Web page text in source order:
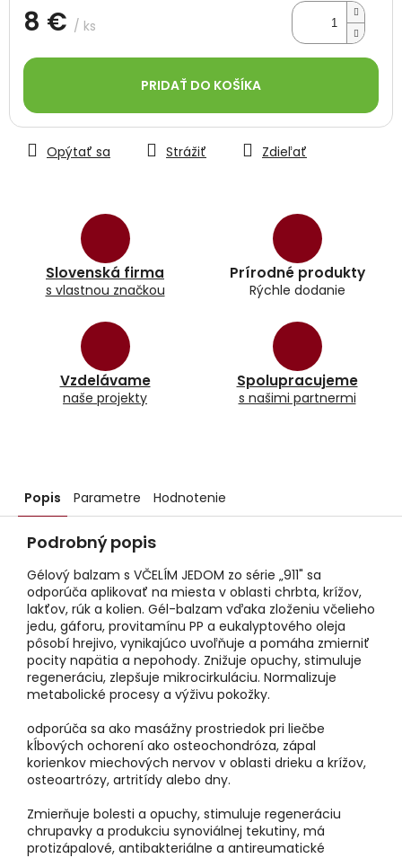
8 € / ks
cena:
PRIDAŤ DO KOŠÍKA
Slovenská firma
s vlastnou značkou
Prírodné produkty
Rýchle dodanie
Vzdelávame
naše projekty
Spolupracujeme
s našimi partnermi
Opýtať sa Strážiť Zdieľať
Popis Parametre Hodnotenie
Podrobný popis
Gélový balzam s VČELÍM JEDOM zo série „911" sa
odporúča aplikovať na miesta v oblasti chrbta, krížov,
lakťov, rúk a kolien. Gél-balzam vďaka zloženiu včelieho
jedu, gáforu, provitamínu PP a eukalyptového oleja
pôsobí hrejivo, vynikajúco uvoľňuje a pomáha zmierniť
pocity napätia a nepohody. Znižuje opuchy, stimuluje
regeneráciu, zlepšuje mikrocirkuláciu. Normalizuje
metabolické procesy a výživu pokožky.
odporúča sa ako masážny prostriedok pri liečbe
kĺbových ochorení ako osteochondróza, zápal
korienkov miechových nervov v oblasti drieku a krížov,
osteoartrózy, artritídy alebo dny.
Zmierňuje bolesti a opuchy, stimuluje regeneráciu
chrupavky a produkciu synoviálnej tekutiny, má
protizápalové, antibakteriálne a antireumatické